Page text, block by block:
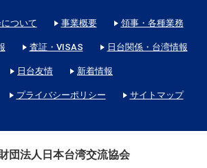
ついて 事業概要 領事・各種業務
査証・VISAS 日台関係・台湾情報
日台友情 新着情報
プライバシーポリシー サイトマップ
団法人日本台湾交流協会